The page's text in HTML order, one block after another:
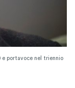
e portavoce nel triennio